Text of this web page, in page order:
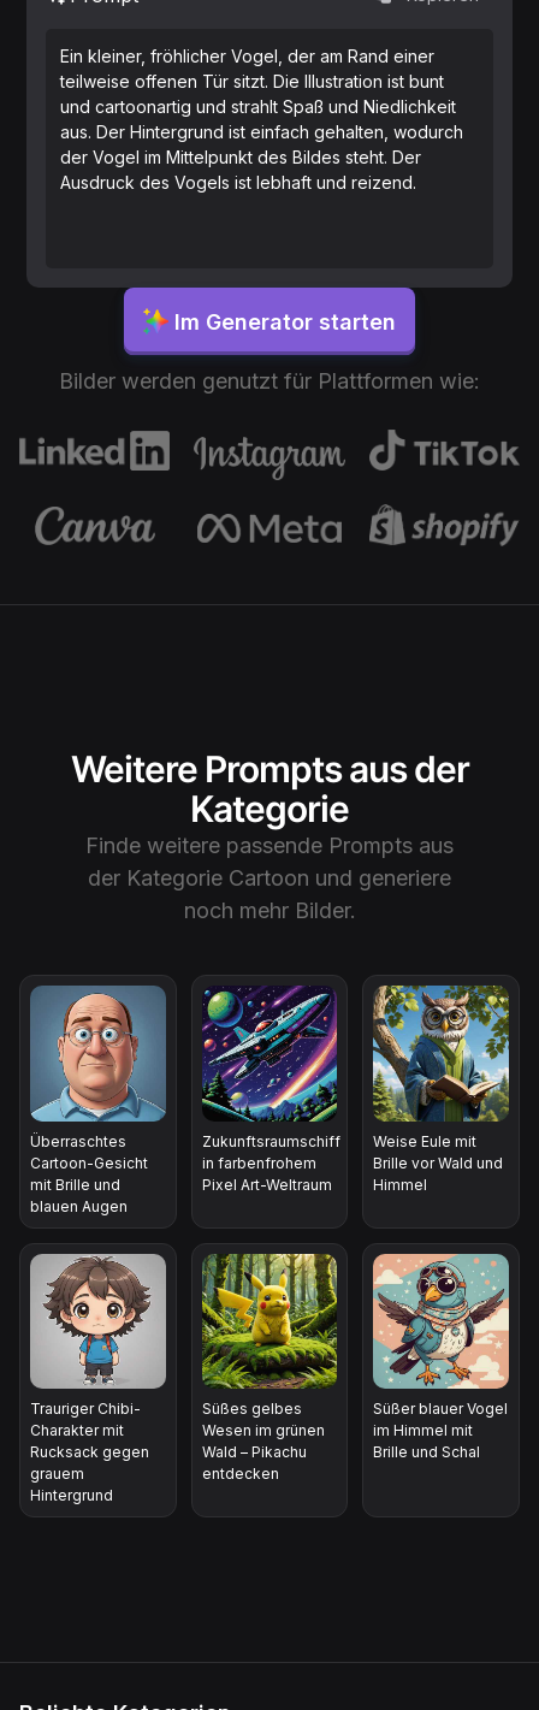
Ein kleiner, fröhlicher Vogel, der am Rand einer
teilweise offenen Tür sitzt. Die Illustration ist bunt
und cartoonartig und strahlt Spaß und Niedlichkeit
aus. Der Hintergrund ist einfach gehalten, wodurch
der Vogel im Mittelpunkt des Bildes steht. Der
Ausdruck des Vogels ist lebhaft und reizend.
Im Generator starten
Bilder werden genutzt für Plattformen wie:
Weitere Prompts aus der
Kategorie
Finde weitere passende Prompts aus
der Kategorie Cartoon und generiere
noch mehr Bilder.
Überraschtes
Cartoon-Gesicht
mit Brille und
blauen Augen
Zukunftsraumschiff
in farbenfrohem
Pixel Art-Weltraum
Weise Eule mit
Brille vor Wald und
Himmel
Trauriger Chibi-
Charakter mit
Rucksack gegen
grauem
Hintergrund
Süßes gelbes
Wesen im grünen
Wald – Pikachu
entdecken
Süßer blauer Vogel
im Himmel mit
Brille und Schal